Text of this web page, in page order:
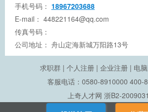
手机号码： 18967203688
E-mail： 448221164@qq.com
传真号码：
公司地址： 舟山定海新城万阳路13号
求职群 | 个人注册 | 企业注册 | 电
客服电话：0580-8910000 400-
上奇人才网 浙B2-